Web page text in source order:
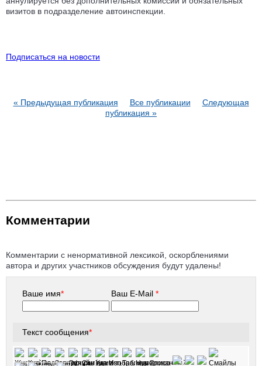
визитов в подразделение автоинспекции.
Подписаться на новости
« Предыдущая публикация Все публикации
Следующая
публикация »
Комментарии
Комментарии с ненормативной лексикой, оскорблениями
автора и других участников обсуждения будут удалены!
Ваше имя* Ваш E-Mail*
Текст сообщения*